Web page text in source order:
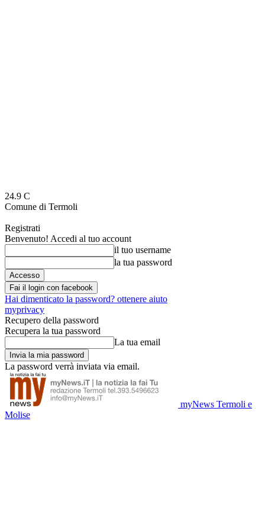
24.9 C
Comune di Termoli
Registrati
Benvenuto! Accedi al tuo account
il tuo username
la tua password
Fai il login con facebook
Hai dimenticato la password? ottenere aiuto
myprivacy
Recupero della password
Recupera la tua password
La tua email
La password verrà inviata via email.
myNews Termoli e
Molise